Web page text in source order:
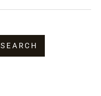
SEARCH